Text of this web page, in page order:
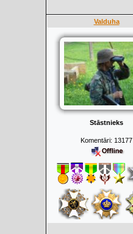
Valduha
Stāstnieks
Komentāri: 13177